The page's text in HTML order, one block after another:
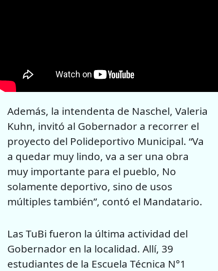
Además, la intendenta de Naschel, Valeria
Kuhn, invitó al Gobernador a recorrer el
proyecto del Polideportivo Municipal. “Va
a quedar muy lindo, va a ser una obra
muy importante para el pueblo, No
solamente deportivo, sino de usos
múltiples también”, contó el Mandatario.
Las TuBi fueron la última actividad del
Gobernador en la localidad. Allí, 39
estudiantes de la Escuela Técnica N°1